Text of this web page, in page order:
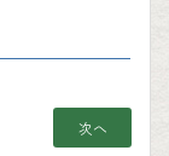
次へ